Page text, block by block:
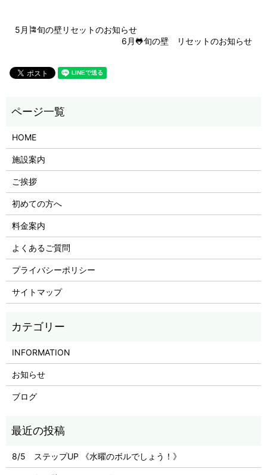
5月🎏旬の壁リセットのお知らせ
6月🐸旬の壁 リセットのお知らせ
HOME
施設案内
ご挨拶
初めての方へ
料金案内
よくあるご質問
プライバシーポリシー
サイトマップ
INFORMATION
お知らせ
ブログ
8/5 ステップUP 《水曜のボルでしょう！》